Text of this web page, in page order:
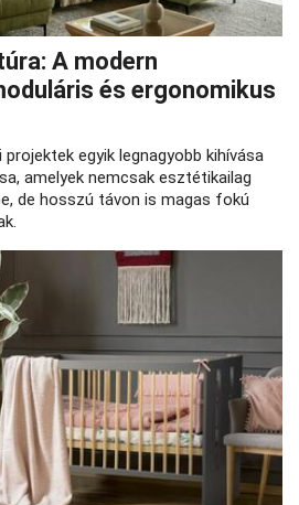
A modern
és ergonomikus
egyik legnagyobb kihívása
amelyek nemcsak esztétikailag
de hosszú távon is magas fokú